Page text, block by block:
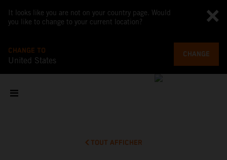
It looks like you are not on your country page. Would
you like to change to your current location?
CHANGE TO
United States
CHANGE
TOUT AFFICHER